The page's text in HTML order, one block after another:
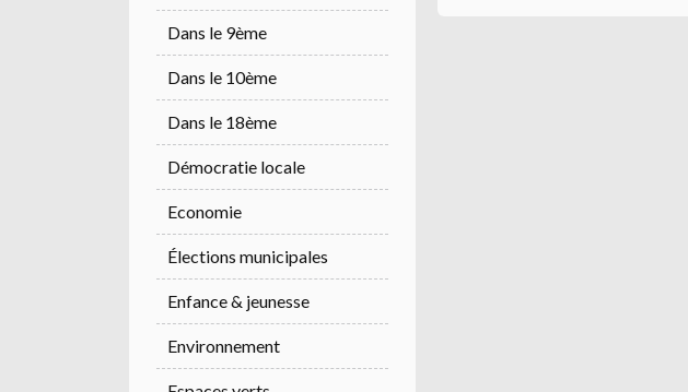
Dans le 9ème
Dans le 10ème
Dans le 18ème
Démocratie locale
Economie
Élections municipales
Enfance & jeunesse
Environnement